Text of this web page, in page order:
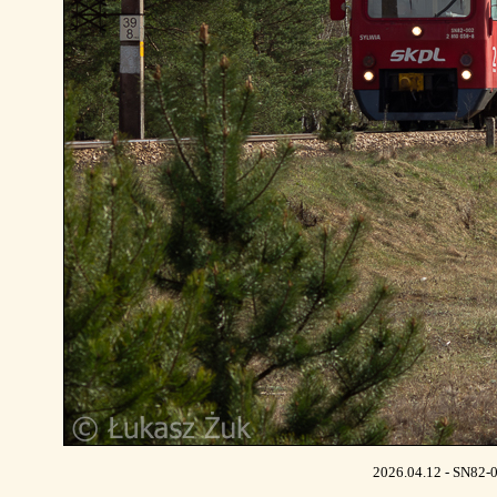
2026.04.12 - SN82-